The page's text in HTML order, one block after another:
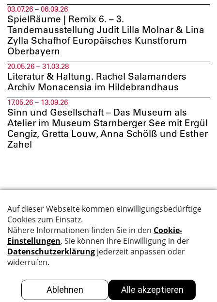
03.07.26 – 06.09.26
SpielRäume | Remix 6. – 3.
Tandemausstellung Judit Lilla Molnar & Lina
Zylla Schafhof Europäisches Kunstforum
Oberbayern
20.05.26 – 31.03.28
Literatur & Haltung. Rachel Salamanders
Archiv Monacensia im Hildebrandhaus
17.05.26 – 13.09.26
Sinn und Gesellschaft – Das Museum als
Atelier im Museum Starnberger See mit Ergül
Cengiz, Gretta Louw, Anna Schölß und Esther
Zahel
Suche
Kontakt
Newsletter
Impressum
BBK
GALERIE
Facebook